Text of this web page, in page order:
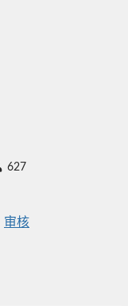
627
审核